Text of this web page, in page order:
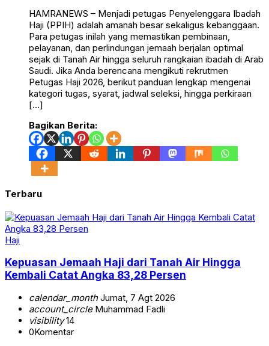
HAMRANEWS – Menjadi petugas Penyelenggara Ibadah
Haji (PPIH) adalah amanah besar sekaligus kebanggaan.
Para petugas inilah yang memastikan pembinaan,
pelayanan, dan perlindungan jemaah berjalan optimal
sejak di Tanah Air hingga seluruh rangkaian ibadah di Arab
Saudi. Jika Anda berencana mengikuti rekrutmen
Petugas Haji 2026, berikut panduan lengkap mengenai
kategori tugas, syarat, jadwal seleksi, hingga perkiraan
[…]
Bagikan Berita:
Terbaru
Haji
Kepuasan Jemaah Haji dari Tanah Air Hingga
Kembali Catat Angka 83,28 Persen
calendar_monthJumat, 7 Agt 2026
account_circleMuhammad Fadli
visibility14
0Komentar